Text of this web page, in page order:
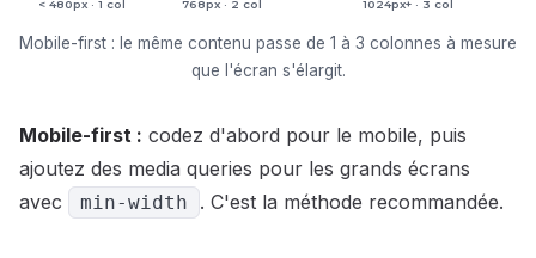
< 480px · 1 col 768px · 2 col 1024px+ · 3 col
Mobile-first : le même contenu passe de 1 à 3 colonnes à mesure
que l'écran s'élargit.
Mobile-first : codez d'abord pour le mobile, puis
ajoutez des media queries pour les grands écrans
avec
min-width . C'est la méthode recommandée.